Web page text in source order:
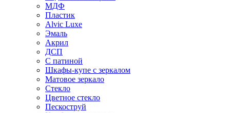
МДФ
Пластик
Alvic Luxe
Эмаль
Акрил
ДСП
С патиной
Шкафы-купе с зеркалом
Матовое зеркало
Стекло
Цветное стекло
Пескоструй